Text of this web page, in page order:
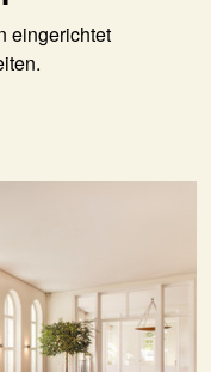
eingerichtet